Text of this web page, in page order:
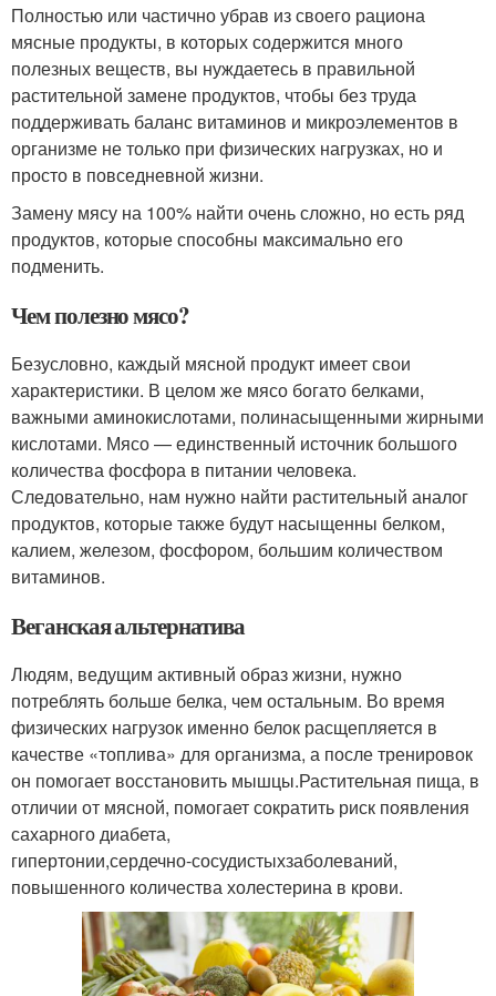
Полностью или частично убрав из своего рациона
мясные продукты, в которых содержится много
полезных веществ, вы нуждаетесь в правильной
растительной замене продуктов, чтобы без труда
поддерживать баланс витаминов и микроэлементов в
организме не только при физических нагрузках, но и
просто в повседневной жизни.
Замену мясу на 100% найти очень сложно, но есть ряд
продуктов, которые способны максимально его
подменить.
Чем полезно мясо?
Безусловно, каждый мясной продукт имеет свои
характеристики. В целом же мясо богато белками,
важными аминокислотами, полинасыщенными жирными
кислотами. Мясо — единственный источник большого
количества фосфора в питании человека.
Следовательно, нам нужно найти растительный аналог
продуктов, которые также будут насыщенны белком,
калием, железом, фосфором, большим количеством
витаминов.
Веганская альтернатива
Людям, ведущим активный образ жизни, нужно
потреблять больше белка, чем остальным. Во время
физических нагрузок именно белок расщепляется в
качестве «топлива» для организма, а после тренировок
он помогает восстановить мышцы.Растительная пища, в
отличии от мясной, помогает сократить риск появления
сахарного диабета,
гипертонии,сердечно-сосудистыхзаболеваний,
повышенного количества холестерина в крови.